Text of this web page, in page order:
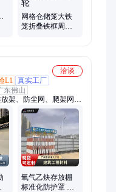
网格仓储笼大铁
笼折叠铁框周转
洽谈
L1
真实工厂
东佛山
架、防尘网、爬架网、
氧气存放棚、市政临边
通道、施工围挡、安全
、塔吊检修平台、电梯
、市政护栏、料斗
氧气乙炔存放棚
标准化防护罩 建